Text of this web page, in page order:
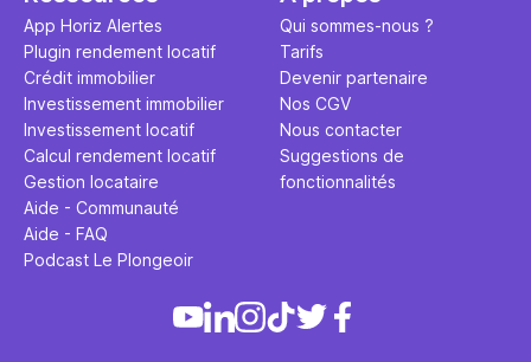
App Horiz Alertes
Plugin rendement locatif
Crédit immobilier
Investissement immobilier
Investissement locatif
Calcul rendement locatif
Gestion locataire
Aide - Communauté
Aide - FAQ
Podcast Le Plongeoir
Qui sommes-nous ?
Tarifs
Devenir partenaire
Nos CGV
Nous contacter
Suggestions de
fonctionnalités